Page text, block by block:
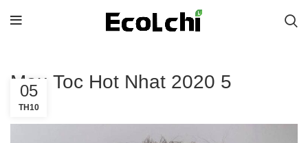
Mau Toc Hot Nhat 2020 5
05
TH10